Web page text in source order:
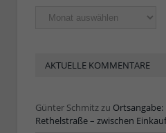
Ältere
Artikel
AKTUELLE KOMMENTARE
Günter Schmitzzu Ortsangabe:
Rethelstraße – zwischen